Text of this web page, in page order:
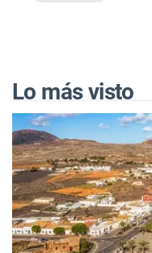
Lo más visto